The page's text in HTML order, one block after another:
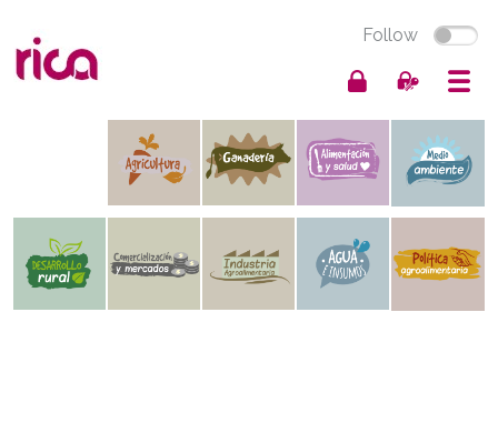
Follow